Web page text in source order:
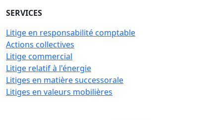
SERVICES
Litige en responsabilité comptable
Actions collectives
Litige commercial
Litige relatif à l'énergie
Litiges en matière successorale
Litiges en valeurs mobilières